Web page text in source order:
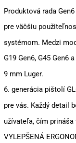
Produktová rada
pre väčšiu
systémom. Medzi
G19 Gen6, G45 Gen6
9 mm Luger.
6. generácia pištolí
pre vás. Každý detail
užívateľa, čím
VYLEPŠENÁ